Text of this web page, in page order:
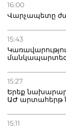
16:00
Վարչապետը
15:43
15:27
Երեք
ԱԺ արտահերթ
15:11